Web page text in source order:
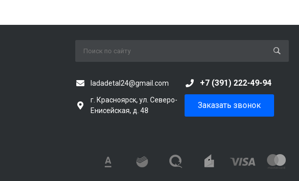
ladadetal24@gmail.com +7 (391) 222-49-94
г. Красноярск, ул. Северо-
Енисейская, д. 48
Заказать звонок